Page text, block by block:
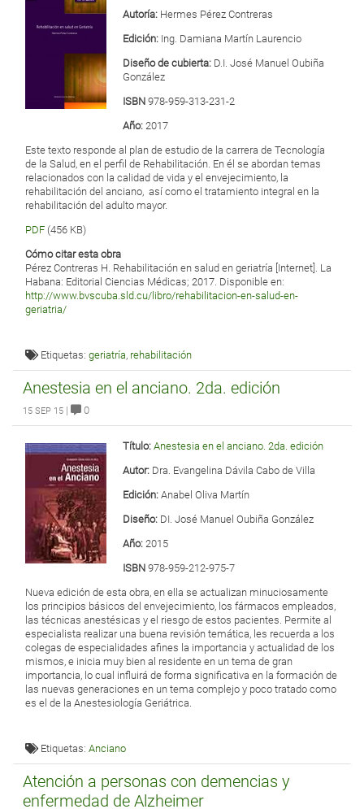
Autoría: Hermes Pérez Contreras
Edición: Ing. Damiana Martín Laurencio
Diseño de cubierta: D.I. José Manuel Oubiña
González
ISBN 978-959-313-231-2
Año: 2017
Este texto responde al plan de estudio de la carrera de Tecnología
de la Salud, en el perfil de Rehabilitación. En él se abordan temas
relacionados con la calidad de vida y el envejecimiento, la
rehabilitación del anciano, así como el tratamiento integral en la
rehabilitación del adulto mayor.
PDF (456 KB)
Cómo citar esta obra
Pérez Contreras H. Rehabilitación en salud en geriatría [Internet]. La
Habana: Editorial Ciencias Médicas; 2017. Disponible en:
http://www.bvscuba.sld.cu/libro/rehabilitacion-en-salud-en-
geriatria/
Etiquetas:geriatría, rehabilitación
Anestesia en el anciano. 2da. edición
15 SEP 15 | 0
Título: Anestesia en el anciano. 2da. edición
Autor: Dra. Evangelina Dávila Cabo de Villa
Edición:Anabel Oliva Martín
Diseño: DI. José Manuel Oubiña González
Año: 2015
ISBN 978-959-212-975-7
Nueva edición de esta obra, en ella se actualizan minuciosamente
los principios básicos del envejecimiento, los fármacos empleados,
las técnicas anestésicas y el riesgo de estos pacientes. Permite al
especialista realizar una buena revisión temática, les recuerda a los
colegas de especialidades afines la importancia y actualidad de los
mismos, e inicia muy bien al residente en un tema de gran
importancia, lo cual influirá de forma significativa en la formación de
las nuevas generaciones en un tema complejo y poco tratado como
es el de la Anestesiología Geriátrica.
Etiquetas:Anciano
Atención a personas con demencias y
enfermedad de Alzheimer